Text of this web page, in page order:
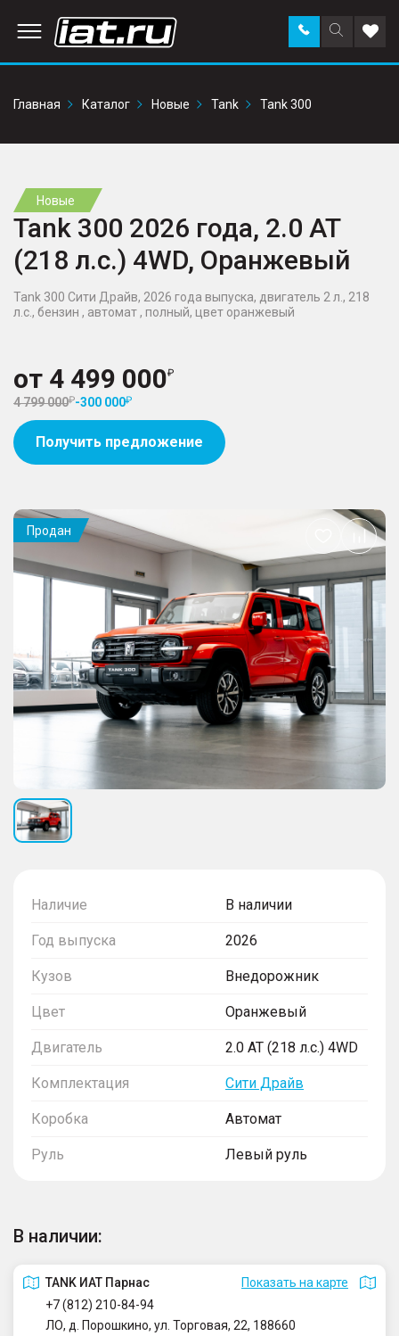
Поиск
по
Заказать
звонок в
Главная
Каталог Новые Tank Tank 300
Новые
Tank 300 2026 года, 2.0 AT
(218 л.с.) 4WD, Оранжевый
Tank 300 Сити Драйв, 2026 года выпуска, двигатель 2 л., 218
л.с., бензин , автомат , полный, цвет оранжевый
от 4 499 000
4 799 000 -300 000
Получить предложение
Наличие В наличии
Год выпуска 2026
Кузов Внедорожник
Цвет Оранжевый
Двигатель 2.0 AT (218 л.с.) 4WD
Комплектация Сити Драйв
Коробка Автомат
Руль Левый руль
В наличии:
TANK ИАТ Парнас
Показать на карте
+7 (812) 210-84-94
ЛО, д. Порошкино, ул. Торговая, 22, 188660
Продан
Добавить
в
избранное